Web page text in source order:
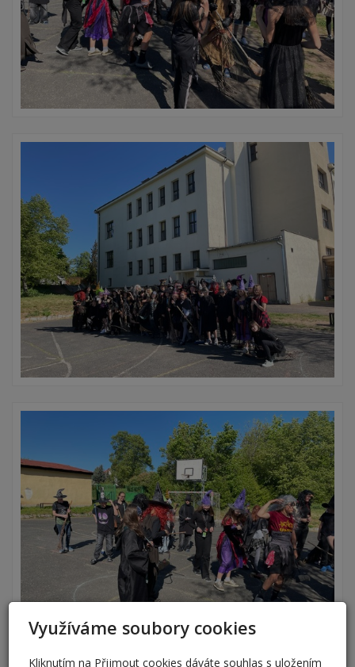
Využíváme soubory cookies
Kliknutím na Přijmout cookies dáváte souhlas s uložením